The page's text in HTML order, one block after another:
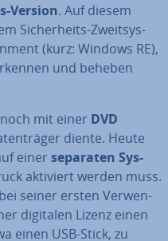
Version. Auf diesem
Si­cher­heits-Zweit­sys­
(kurz: Windows RE),
und beheben
mit einer DVD
diente. Heute
einer separaten Sys­
aktiviert werden muss.
seiner ersten Ver­wen­
digitalen Lizenz einen
einen USB-Stick, zu